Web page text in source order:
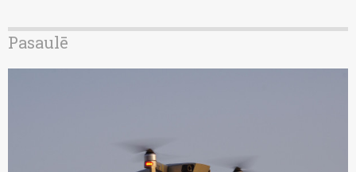
Pasaulē